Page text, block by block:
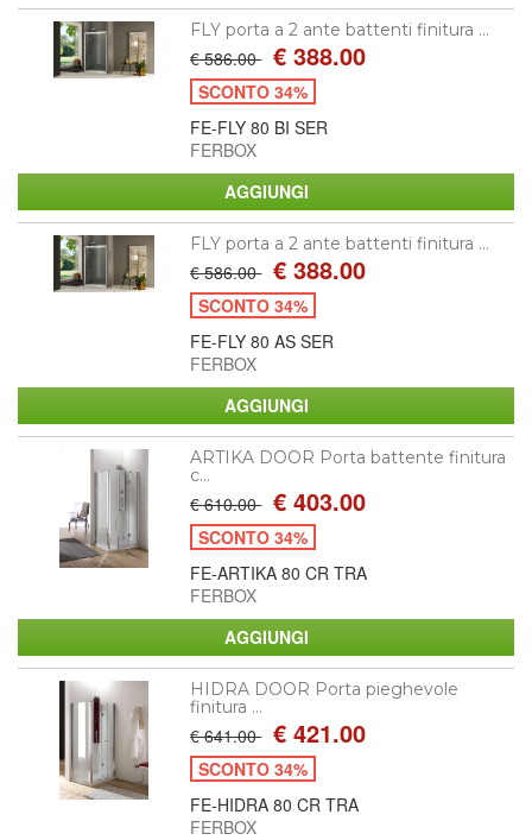
FLY porta a 2 ante battenti finitura ...
€ 586.00 € 388.00
SCONTO 34%
FE-FLY 80 BI SER
FERBOX
FLY porta a 2 ante battenti finitura ...
€ 586.00 € 388.00
SCONTO 34%
FE-FLY 80 AS SER
FERBOX
ARTIKA DOOR Porta battente finitura
c...
€ 610.00 € 403.00
SCONTO 34%
FE-ARTIKA 80 CR TRA
FERBOX
HIDRA DOOR Porta pieghevole
finitura ...
€ 641.00 € 421.00
SCONTO 34%
FE-HIDRA 80 CR TRA
FERBOX